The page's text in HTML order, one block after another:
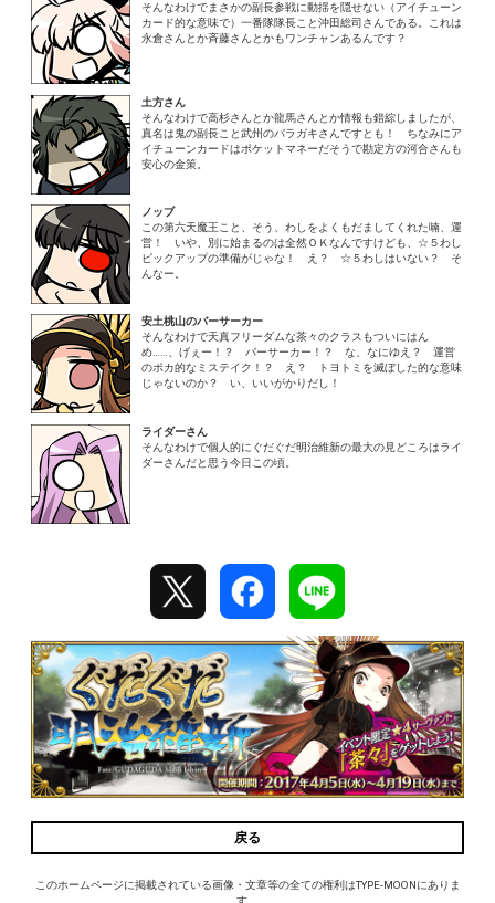
そんなわけでまさかの副長参戦に動揺を隠せない（アイチューン
カード的な意味で）一番隊隊長こと沖田総司さんである。これは
永倉さんとか斉藤さんとかもワンチャンあるんです？
土方さん
そんなわけで高杉さんとか龍馬さんとか情報も錯綜しましたが、
真名は鬼の副長こと武州のバラガキさんですとも！ ちなみにア
イチューンカードはポケットマネーだそうで勘定方の河合さんも
安心の金策。
ノッブ
この第六天魔王こと、そう、わしをよくもだましてくれた喃、運
営！ いや、別に始まるのは全然ＯＫなんですけども、☆５わし
ピックアップの準備がじゃな！ え？ ☆５わしはいない？ そ
んなー。
安土桃山のバーサーカー
そんなわけで天真フリーダムな茶々のクラスもついにはん
め……、げぇー！？ バーサーカー！？ な、なにゆえ？ 運営
のポカ的なミステイク！？ え？ トヨトミを滅ぼした的な意味
じゃないのか？ い、いいがかりだし！
ライダーさん
そんなわけで個人的にぐだぐだ明治維新の最大の見どころはライ
ダーさんだと思う今日この頃。
戻る
このホームページに掲載されている画像・文章等の全ての権利はTYPE-MOONにありま
す。